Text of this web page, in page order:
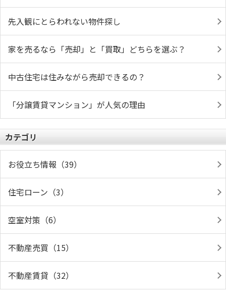
先入観にとらわれない物件探し
家を売るなら「売却」と「買取」どちらを選ぶ？
中古住宅は住みながら売却できるの？
「分譲賃貸マンション」が人気の理由
カテゴリ
お役立ち情報（39）
住宅ローン（3）
空室対策（6）
不動産売買（15）
不動産賃貸（32）